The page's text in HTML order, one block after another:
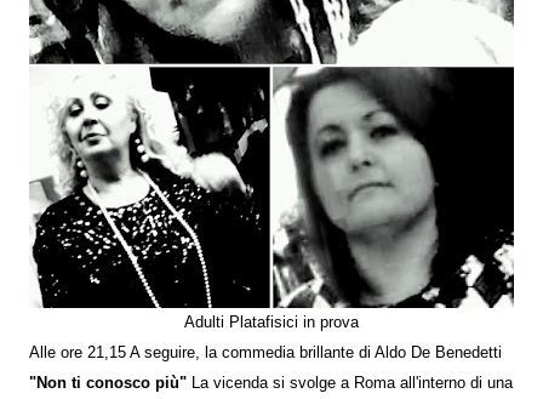
Adulti Platafisici in prova
Alle ore 21,15 A seguire, la commedia brillante di Aldo De Benedetti
"Non ti conosco più" La vicenda si svolge a Roma all'interno di una